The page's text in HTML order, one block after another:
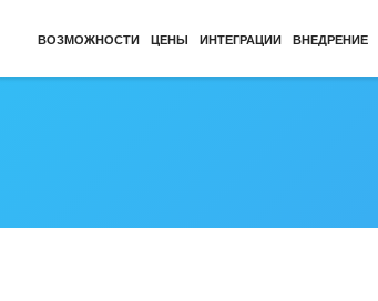
ВОЗМОЖНОСТИ ЦЕНЫ ИНТЕГРАЦИИ ВНЕДРЕНИЕ